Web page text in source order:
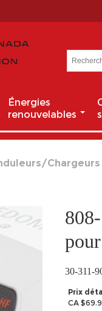
Énergies
renouvelables
Chargeurs
30-311-
Prix
CA